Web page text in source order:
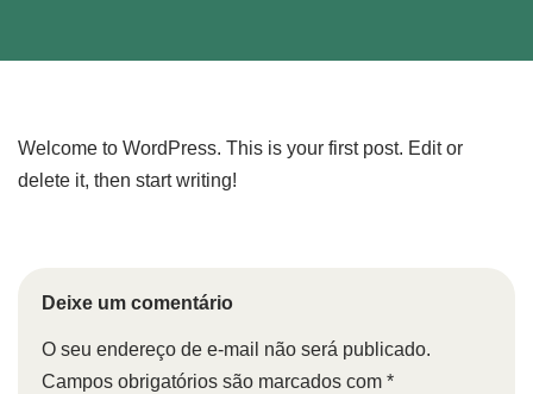
Welcome to WordPress. This is your first post. Edit or
delete it, then start writing!
Deixe um comentário
O seu endereço de e-mail não será publicado.
Campos obrigatórios são marcados com *